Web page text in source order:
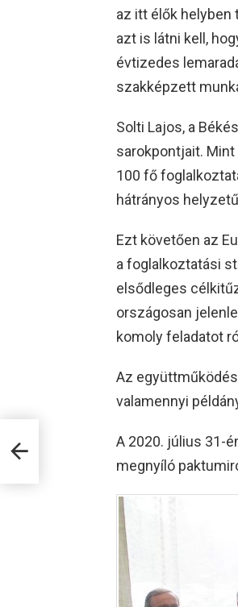
az itt élők helyben
azt is látni kell,
évtizedes
szakképzett
Solti Lajos, a
sarokpontjait.
100 fő
hátrányos
Ezt követően az
a foglalkoztatási
elsődleges
országosan
komoly feladatot
Az
valamennyi
A 2020. július 31-
megnyíló